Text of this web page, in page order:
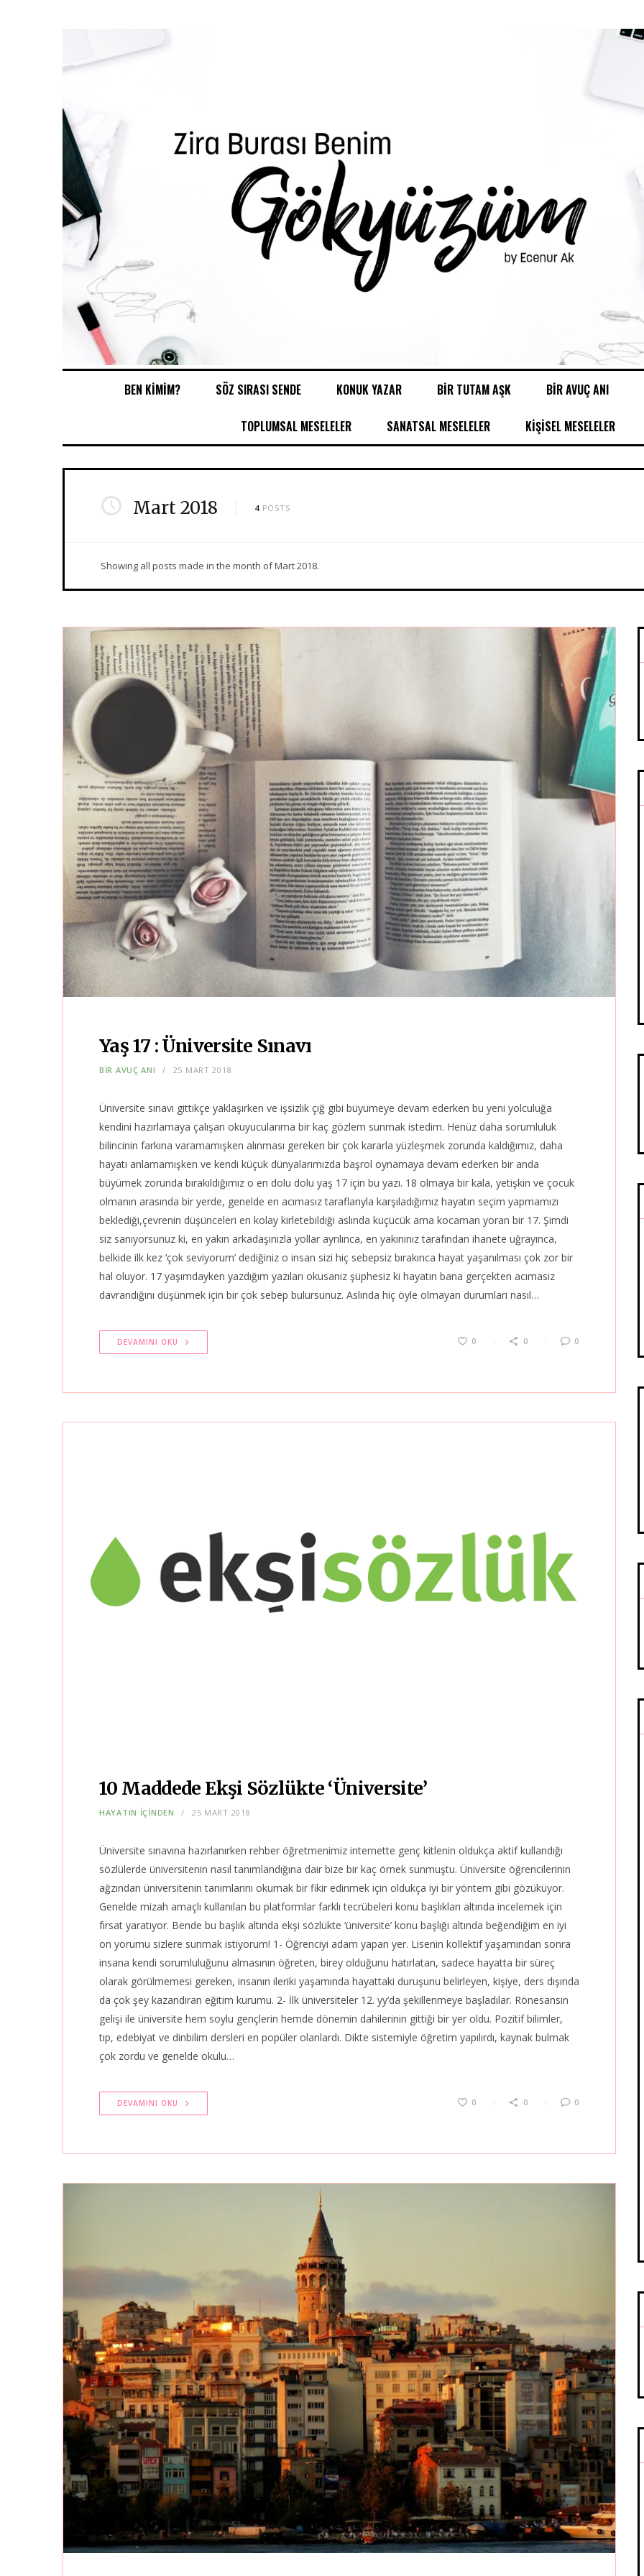
BEN KİMİM? SÖZ SIRASI SENDE KONUK YAZAR BİR TUTAM AŞK BİR AVUÇ ANI
TOPLUMSAL MESELELER SANATSAL MESELELER KİŞİSEL MESELELER
Mart 2018 4POSTS
Showing all posts made in the month of Mart 2018.
Yaş 17 : Üniversite Sınavı
BIR AVUÇ ANI 25 MART 2018
Üniversite sınavı gittikçe yaklaşırken ve işsizlik çığ gibi büyümeye devam ederken bu yeni yolculuğa
kendini hazırlamaya çalışan okuyucularıma bir kaç gözlem sunmak istedim. Henüz daha sorumluluk
bilincinin farkına varamamışken alınması gereken bir çok kararla yüzleşmek zorunda kaldığımız, daha
hayatı anlamamışken ve kendi küçük dünyalarımızda başrol oynamaya devam ederken bir anda
büyümek zorunda bırakıldığımız o en dolu dolu yaş 17 için bu yazı. 18 olmaya bir kala, yetişkin ve çocuk
olmanın arasında bir yerde, genelde en acımasız taraflarıyla karşıladığımız hayatın seçim yapmamızı
beklediği,çevrenin düşünceleri en kolay kirletebildiği aslında küçücük ama kocaman yoran bir 17. Şimdi
siz sanıyorsunuz ki, en yakın arkadaşınızla yollar ayrılınca, en yakınınız tarafından ihanete uğrayınca,
belkide ilk kez ‘çok seviyorum’ dediğiniz o insan sizi hiç sebepsiz bırakınca hayat yaşanılması çok zor bir
hal oluyor. 17 yaşımdayken yazdığım yazıları okusanız şüphesiz ki hayatın bana gerçekten acımasız
davrandığını düşünmek için bir çok sebep bulursunuz. Aslında hiç öyle olmayan durumları nasıl…
DEVAMINI OKU 0 0 0
10 Maddede Ekşi Sözlükte ‘Üniversite’
HAYATIN İÇİNDEN 25 MART 2018
Üniversite sınavına hazırlanırken rehber öğretmenimiz internette genç kitlenin oldukça aktif kullandığı
sözlülerde üniversitenin nasıl tanımlandığına dair bize bir kaç örnek sunmuştu. Üniversite öğrencilerinin
ağzından üniversitenin tanımlarını okumak bir fikir edinmek için oldukça iyi bir yöntem gibi gözüküyor.
Genelde mizah amaçlı kullanılan bu platformlar farklı tecrübeleri konu başlıkları altında incelemek için
fırsat yaratıyor. Bende bu başlık altında ekşi sözlükte ‘üniversite’ konu başlığı altında beğendiğim en iyi
on yorumu sizlere sunmak istiyorum! 1- Öğrenciyi adam yapan yer. Lisenin kollektif yaşamından sonra
insana kendi sorumluluğunu almasının öğreten, birey olduğunu hatırlatan, sadece hayatta bir süreç
olarak görülmemesi gereken, insanın ileriki yaşamında hayattaki duruşunu belirleyen, kişiye, ders dışında
da çok şey kazandıran eğitim kurumu. 2- İlk üniversiteler 12. yy’da şekillenmeye başladılar. Rönesansın
gelişi ile üniversite hem soylu gençlerin hemde dönemin dahilerinin gittiği bir yer oldu. Pozitif bilimler,
tıp, edebiyat ve dinbilim dersleri en popüler olanlardı. Dikte sistemiyle öğretim yapılırdı, kaynak bulmak
çok zordu ve genelde okulu…
DEVAMINI OKU 0 0 0